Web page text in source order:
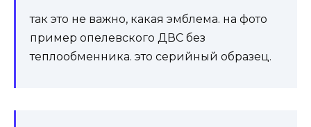
так это не важно, какая эмблема. на фото
пример опелевского ДВС без
теплообменника. это серийный образец.